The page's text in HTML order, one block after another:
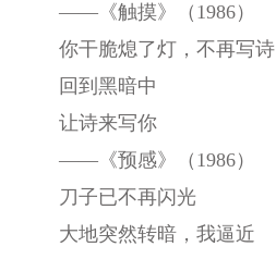
——《触摸》（1986）
你干脆熄了灯，不再写诗
回到黑暗中
让诗来写你
——《预感》（1986）
刀子已不再闪光
大地突然转暗，我逼近